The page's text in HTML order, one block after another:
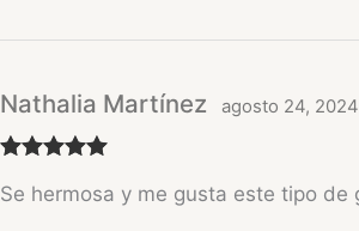
con5de 5
Nathalia Martínez agosto 24, 2024
Se hermosa y me gusta este tipo de